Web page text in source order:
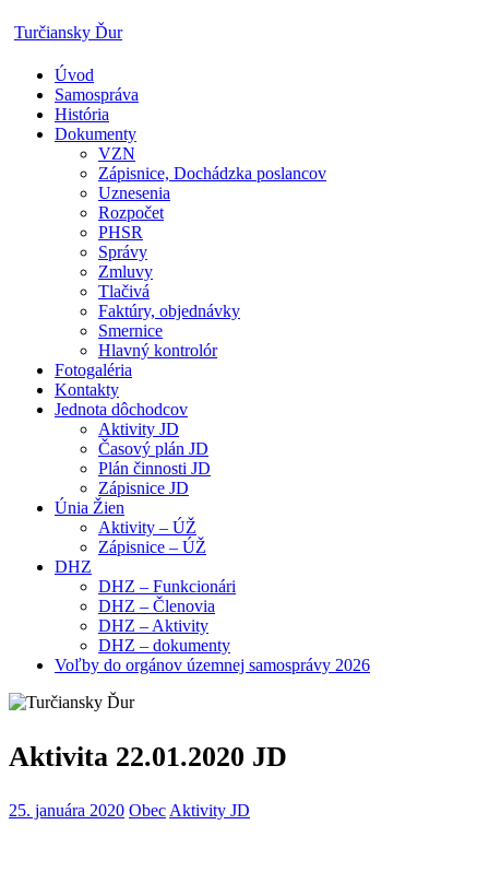
Skip
to
content
Turčiansky Ďur
Oficiálne
stránky
obce
Turčiansky
Úvod
Samospráva
História
Dokumenty
VZN
Zápisnice, Dochádzka poslancov
Uznesenia
Rozpočet
PHSR
Správy
Zmluvy
Tlačivá
Faktúry, objednávky
Smernice
Hlavný kontrolór
Fotogaléria
Kontakty
Jednota dôchodcov
Aktivity JD
Časový plán JD
Plán činnosti JD
Zápisnice JD
Únia Žien
Aktivity – ÚŽ
Zápisnice – ÚŽ
DHZ
DHZ – Funkcionári
DHZ – Členovia
DHZ – Aktivity
DHZ – dokumenty
Voľby do orgánov územnej samosprávy 2026
Aktivita 22.01.2020 JD
25. januára 2020 Obec Aktivity JD